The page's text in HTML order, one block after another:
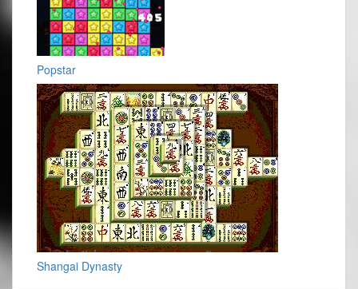
Popstar
Shangai Dynasty